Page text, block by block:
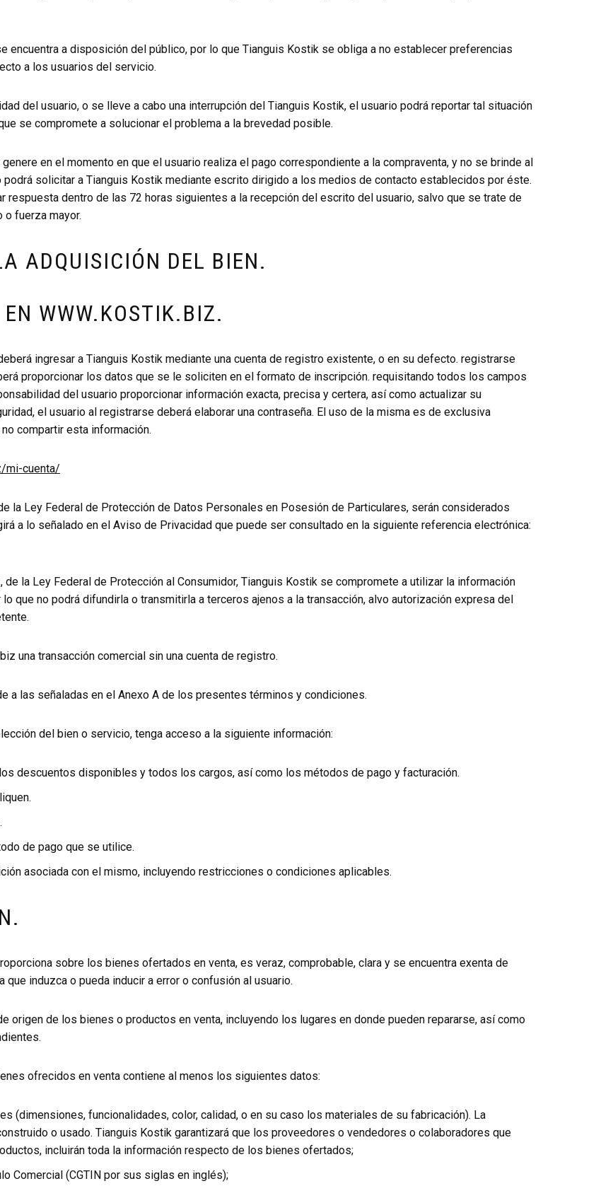
encuentra a disposición del público, por lo que Tianguis Kostik se obliga a no establecer preferencias
a los usuarios del servicio.
del usuario, o se lleve a cabo una interrupción del Tianguis Kostik, el usuario podrá reportar tal situación
se compromete a solucionar el problema a la brevedad posible.
en el momento en que el usuario realiza el pago correspondiente a la compraventa, y no se brinde al
solicitar a Tianguis Kostik mediante escrito dirigido a los medios de contacto establecidos por éste.
respuesta dentro de las 72 horas siguientes a la recepción del escrito del usuario, salvo que se trate de
fuerza mayor.
ADQUISICIÓN DEL BIEN.
WWW.KOSTIK.BIZ.
ingresar a Tianguis Kostik mediante una cuenta de registro existente, o en su defecto. registrarse
proporcionar los datos que se le soliciten en el formato de inscripción. requisitando todos los campos
del usuario proporcionar información exacta, precisa y certera, así como actualizar su
el usuario al registrarse deberá elaborar una contraseña. El uso de la misma es de exclusiva
compartir esta información.
mi-cuenta/
la Ley Federal de Protección de Datos Personales en Posesión de Particulares, serán considerados
a lo señalado en el Aviso de Privacidad que puede ser consultado en la siguiente referencia electrónica:
la Ley Federal de Protección al Consumidor, Tianguis Kostik se compromete a utilizar la información
que no podrá difundirla o transmitirla a terceros ajenos a la transacción, alvo autorización expresa del
una transacción comercial sin una cuenta de registro.
a las señaladas en el Anexo A de los presentes términos y condiciones.
del bien o servicio, tenga acceso a la siguiente información:
descuentos disponibles y todos los cargos, así como los métodos de pago y facturación.
de pago que se utilice.
asociada con el mismo, incluyendo restricciones o condiciones aplicables.
sobre los bienes ofertados en venta, es veraz, comprobable, clara y se encuentra exenta de
induzca o pueda inducir a error o confusión al usuario.
origen de los bienes o productos en venta, incluyendo los lugares en donde pueden repararse, así como
ofrecidos en venta contiene al menos los siguientes datos:
(dimensiones, funcionalidades, color, calidad, o en su caso los materiales de su fabricación). La
o usado. Tianguis Kostik garantizará que los proveedores o vendedores o colaboradores que
incluirán toda la información respecto de los bienes ofertados;
Comercial (CGTIN por sus siglas en inglés);